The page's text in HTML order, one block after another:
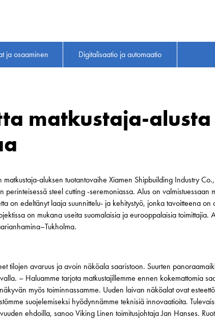
ja osaaminen Digitalisaatio ja automaatio
matkustaja-alusta
aluksen tuotantovaihe Xiamen Shipbuilding Industry
perinteisessä steel cutting -seremoniassa. Alus on valmistuessaan
on edeltänyt laaja suunnittelu- ja kehitystyö, jonka tavoitteena on
on mukana useita suomalaisia ja eurooppalaisia toimittajia.
tilojen avaruus ja avoin näköala saaristoon. Suurten
– Haluamme tarjota matkustajillemme ennen kokemattomia
myös toiminnassamme. Uuden laivan näköalat ovat
suojelemiseksi hyödynnämme teknisiä innovaatioita.
ehdoilla, sanoo Viking Linen toimitusjohtaja Jan Hanses.